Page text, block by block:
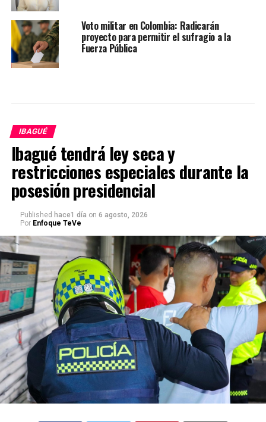
Voto militar en Colombia: Radicarán
proyecto para permitir el sufragio a la
Fuerza Pública
IBAGUÉ
Ibagué tendrá ley seca y
restricciones especiales durante la
posesión presidencial
Published hace1 día on 6 agosto, 2026
Por Enfoque TeVe